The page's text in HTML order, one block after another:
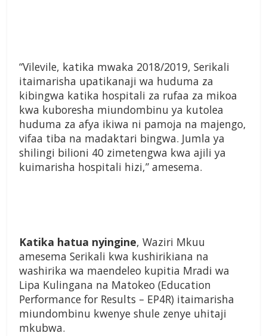
“Vilevile, katika mwaka 2018/2019, Serikali
itaimarisha upatikanaji wa huduma za
kibingwa katika hospitali za rufaa za mikoa
kwa kuboresha miundombinu ya kutolea
huduma za afya ikiwa ni pamoja na majengo,
vifaa tiba na madaktari bingwa. Jumla ya
shilingi bilioni 40 zimetengwa kwa ajili ya
kuimarisha hospitali hizi,” amesema.
Katika hatua nyingine, Waziri Mkuu
amesema Serikali kwa kushirikiana na
washirika wa maendeleo kupitia Mradi wa
Lipa Kulingana na Matokeo (Education
Performance for Results – EP4R) itaimarisha
miundombinu kwenye shule zenye uhitaji
mkubwa.